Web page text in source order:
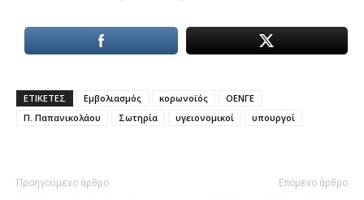
ΕΤΙΚΕΤΕΣ Εμβολιασμός κορωνοϊός
ΟΕΝΓΕ
Π. Παπανικολάου
Σωτηρία υγειονομικοί υπουργοί
Προηγούμενο άρθρο Επόμενο άρθρο